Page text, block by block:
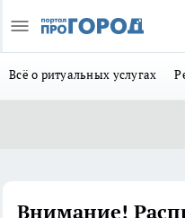
Всё о ритуальных услугах
Внимание!